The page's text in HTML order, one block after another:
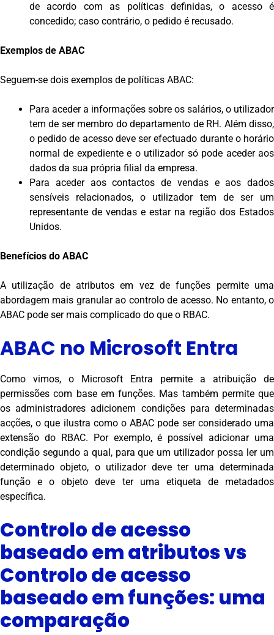
de acordo com as políticas definidas, o acesso é
concedido; caso contrário, o pedido é recusado.
Exemplos de ABAC
Seguem-se dois exemplos de políticas ABAC:
Para aceder a informações sobre os salários, o utilizador
tem de ser membro do departamento de RH. Além disso,
o pedido de acesso deve ser efectuado durante o horário
normal de expediente e o utilizador só pode aceder aos
dados da sua própria filial da empresa.
Para aceder aos contactos de vendas e aos dados
sensíveis relacionados, o utilizador tem de ser um
representante de vendas e estar na região dos Estados
Unidos.
Benefícios do ABAC
A utilização de atributos em vez de funções permite uma
abordagem mais granular ao controlo de acesso. No entanto, o
ABAC pode ser mais complicado do que o RBAC.
ABAC no Microsoft Entra
Como vimos, o Microsoft Entra permite a atribuição de
permissões com base em funções. Mas também permite que
os administradores adicionem condições para determinadas
acções, o que ilustra como o ABAC pode ser considerado uma
extensão do RBAC. Por exemplo, é possível adicionar uma
condição segundo a qual, para que um utilizador possa ler um
determinado objeto, o utilizador deve ter uma determinada
função e o objeto deve ter uma etiqueta de metadados
específica.
Controlo de acesso
baseado em atributos vs
Controlo de acesso
baseado em funções: uma
comparação